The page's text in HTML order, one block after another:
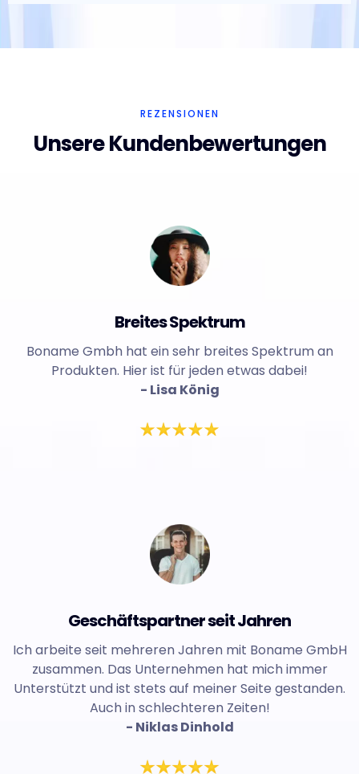
REZENSIONEN
Unsere Kundenbewertungen
Breites Spektrum
Boname Gmbh hat ein sehr breites Spektrum an
Produkten. Hier ist für jeden etwas dabei!
- Lisa König
Geschäftspartner seit Jahren
Ich arbeite seit mehreren Jahren mit Boname GmbH
zusammen. Das Unternehmen hat mich immer
Unterstützt und ist stets auf meiner Seite gestanden.
Auch in schlechteren Zeiten!
- Niklas Dinhold